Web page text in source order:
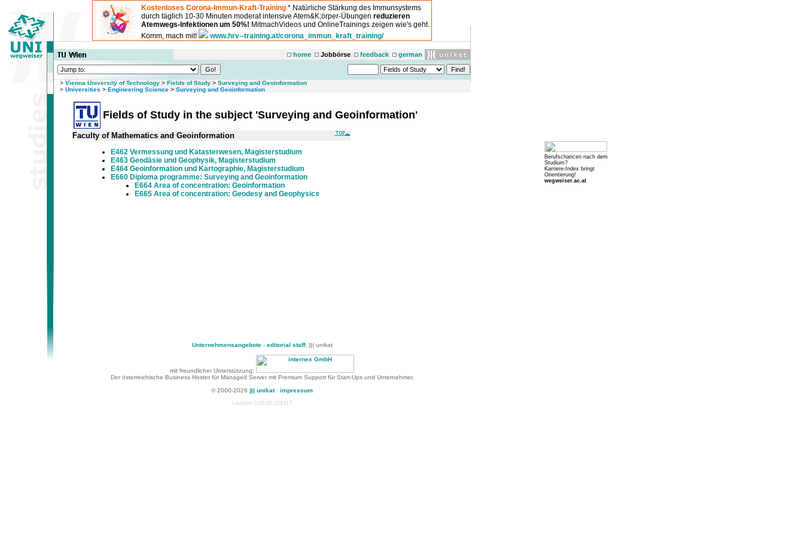
Kostenloses Corona-Immun-Kraft-Training * Natürliche Stärkung des Immunsystems
durch täglich 10-30 Minuten moderat intensive Atem&K;örper-Übungen reduzieren
Atemwegs-Infektionen um 50%! MitmachVideos und OnlineTrainings zeigen wie's geht.
Komm, mach mit!
www.hrv--training.at/corona_immun_kraft_training/
home Jobbörse feedback german
> Vienna University of Technology > Fields of Study > Surveying and Geoinformation
> Universities > Engineering Science > Surveying and Geoinformation
Fields of Study in the subject 'Surveying and Geoinformation'
Faculty of Mathematics and Geoinformation
E462 Vermessung und Katasterwesen, Magisterstudium
E463 Geodäsie und Geophysik, Magisterstudium
E464 Geoinformation und Kartographie, Magisterstudium
E660 Diploma programme: Surveying and Geoinformation
E664 Area of concentration: Geoinformation
E665 Area of concentration: Geodesy and Geophysics
Unternehmensangebote- editorial staff: )|( unikat
mit freundlicher Unterstützung:
Der österreichische Business Hoster für Managed Server mit Premium Support für Start-Ups und Unternehmer.
© 2000-2026 )|( unikat impressum
Laufzeit:0:00:00.029317
Berufschancen nach dem
Studium?
Karriere-Index bringt
Orientierung!
wegweiser.ac.at